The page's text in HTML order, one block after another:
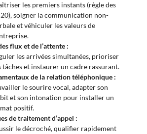
les premiers instants (règle des
soigner la communication non-
et véhiculer les valeurs de
flux et de l’attente :
les arrivées simultanées, prioriser
tâches et instaurer un cadre rassurant.
de la relation téléphonique :
le sourire vocal, adapter son
et son intonation pour installer un
positif.
de traitement d’appel :
le décroché, qualifier rapidement